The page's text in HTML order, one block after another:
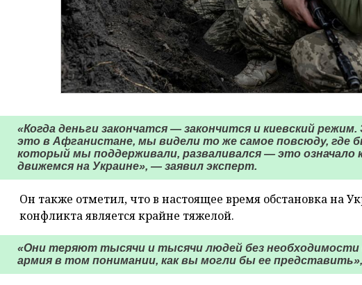
«Когда деньги закончатся — закончится и киевский
это в Афганистане, мы видели то же самое повсюду, где
который мы поддерживали, разваливался — это означало
движемся на Украине», — заявил эксперт.
Он также отметил, что в настоящее время обстановка на
конфликта является крайне тяжелой.
«Они теряют тысячи и тысячи людей без необходимости
армия в том понимании, как вы могли бы ее